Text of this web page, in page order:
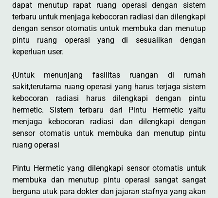
dapat menutup rapat ruang operasi dengan sistem
terbaru untuk menjaga kebocoran radiasi dan dilengkapi
dengan sensor otomatis untuk membuka dan menutup
pintu ruang operasi yang di sesuaiikan dengan
keperluan user.
{Untuk menunjang fasilitas ruangan di rumah
sakit,terutama ruang operasi yang harus terjaga sistem
kebocoran radiasi harus dilengkapi dengan pintu
hermetic. Sistem terbaru dari Pintu Hermetic yaitu
menjaga kebocoran radiasi dan dilengkapi dengan
sensor otomatis untuk membuka dan menutup pintu
ruang operasi
Pintu Hermetic yang dilengkapi sensor otomatis untuk
membuka dan menutup pintu operasi sangat sangat
berguna utuk para dokter dan jajaran stafnya yang akan